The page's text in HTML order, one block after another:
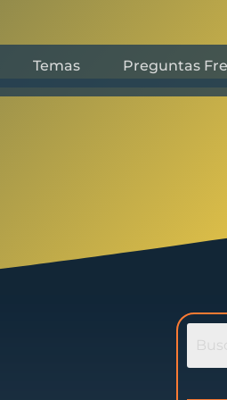
Temas Preguntas